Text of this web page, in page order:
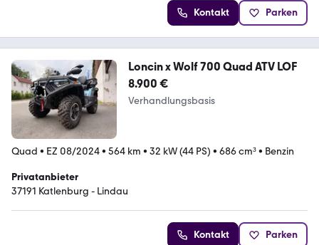
Kontakt Parken
Loncin x Wolf 700 Quad ATV LOF
8.900 €
Verhandlungsbasis
Quad • EZ 08/2024• 564 km • 32 kW (44 PS) • 686 cm³• Benzin
Privatanbieter
37191 Katlenburg - Lindau
Kontakt Parken